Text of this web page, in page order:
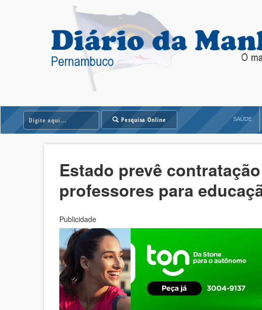
Pesquisa Online SAÚDE
Estado prevê
professores para
Publicidade